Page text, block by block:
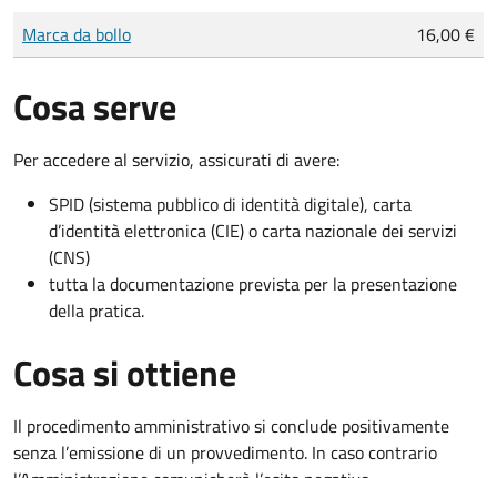
Tipo di pagamento
Importo
Marca da bollo 16,00 €
Cosa serve
Per accedere al servizio, assicurati di avere:
SPID (sistema pubblico di identità digitale), carta
d’identità elettronica (CIE) o carta nazionale dei servizi
(CNS)
tutta la documentazione prevista per la presentazione
della pratica.
Cosa si ottiene
Il procedimento amministrativo si conclude positivamente
senza l’emissione di un provvedimento. In caso contrario